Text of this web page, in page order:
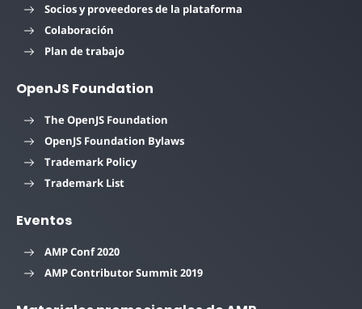
Socios y proveedores de la plataforma
Colaboración
Plan de trabajo
OpenJS Foundation
The OpenJS Foundation
OpenJS Foundation Bylaws
Trademark Policy
Trademark List
Eventos
AMP Conf 2020
AMP Contributor Summit 2019